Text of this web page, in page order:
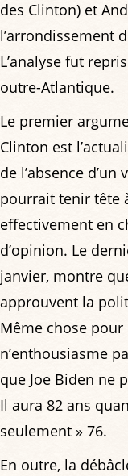
des Clinton) et
l’arrondissement
L’analyse fut
outre-Atlantique.
Le premier
Clinton est
de l’absence
pourrait tenir tête
effectivement en
d’opinion. Le
janvier, montre
approuvent la
Même chose pour
n’enthousiasme
que Joe Biden ne
Il aura 82 ans
seulement » 76.
En outre, la